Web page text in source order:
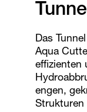
Das
Aqua
effizienten
engen,
Strukturen